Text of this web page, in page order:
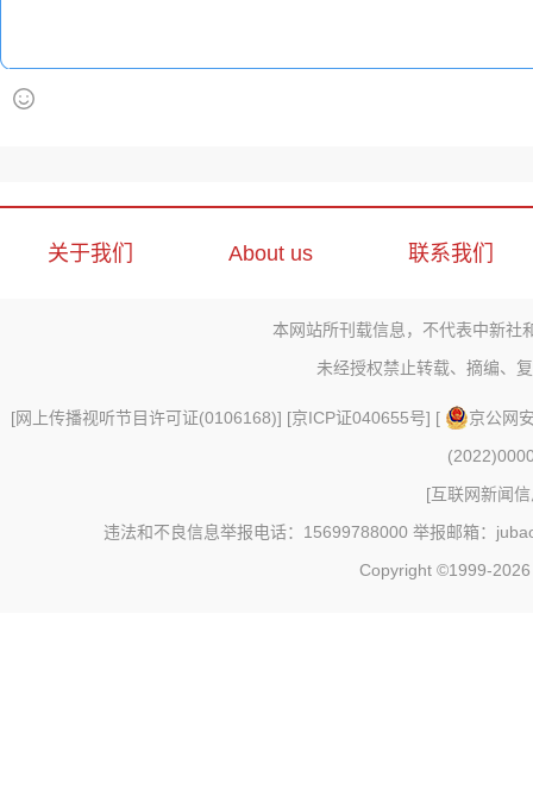
关于我们 About us 联系我们
本网站所刊载信息，不代表中新社
未经授权禁止转载、摘编、
[网上传播视听节目许可证(0106168)] [京ICP证040655号] [
京公网
[互联网新闻
违法和不良信息举报电话：15699788000 举报邮箱：
Copyright ©1999-